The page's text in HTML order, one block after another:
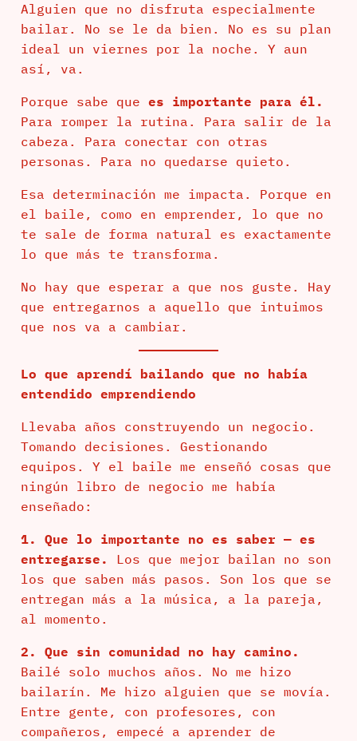
Alguien que no disfruta especialmente
bailar. No se le da bien. No es su plan
ideal un viernes por la noche. Y aun
así, va.
Porque sabe que es importante para él.
Para romper la rutina. Para salir de la
cabeza. Para conectar con otras
personas. Para no quedarse quieto.
Esa determinación me impacta. Porque en
el baile, como en emprender, lo que no
te sale de forma natural es exactamente
lo que más te transforma.
No hay que esperar a que nos guste. Hay
que entregarnos a aquello que intuimos
que nos va a cambiar.
Lo que aprendí bailando que no había
entendido emprendiendo
Llevaba años construyendo un negocio.
Tomando decisiones. Gestionando
equipos. Y el baile me enseñó cosas que
ningún libro de negocio me había
enseñado:
1. Que lo importante no es saber — es
entregarse.
Los que mejor bailan no son
los que saben más pasos. Son los que se
entregan más a la música, a la pareja,
al momento.
2. Que sin comunidad no hay camino.
Bailé solo muchos años. No me hizo
bailarín. Me hizo alguien que se movía.
Entre gente, con profesores, con
compañeros, empecé a aprender de